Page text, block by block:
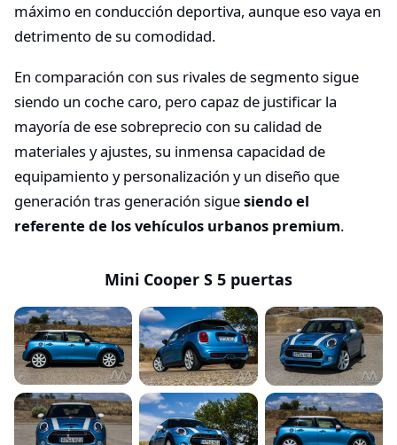
máximo en conducción deportiva, aunque eso vaya en
detrimento de su comodidad.
En comparación con sus rivales de segmento sigue
siendo un coche caro, pero capaz de justificar la
mayoría de ese sobreprecio con su calidad de
materiales y ajustes, su inmensa capacidad de
equipamiento y personalización y un diseño que
generación tras generación siguesiendo el
referente de los vehículos urbanos premium.
Mini Cooper S 5 puertas